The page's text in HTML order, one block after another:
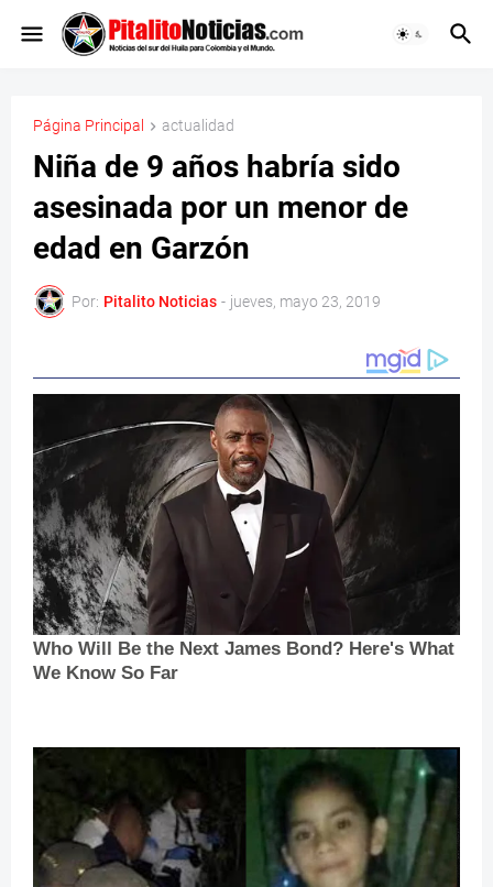
Página Principal actualidad
Niña de 9 años habría sido
asesinada por un menor de
edad en Garzón
Por: Pitalito Noticias - jueves, mayo 23, 2019